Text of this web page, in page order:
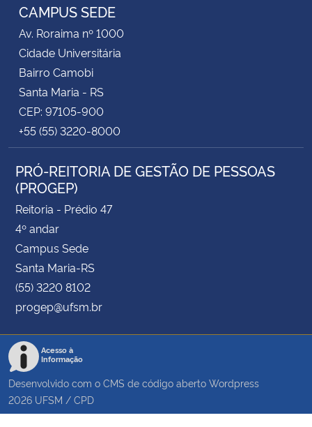
CAMPUS SEDE
Av. Roraima nº 1000
Cidade Universitária
Bairro Camobi
Santa Maria - RS
CEP: 97105-900
+55 (55) 3220-8000
PRÓ-REITORIA DE GESTÃO DE PESSOAS
(PROGEP)
Reitoria - Prédio 47
4º andar
Campus Sede
Santa Maria-RS
(55) 3220 8102
progep@ufsm.br
Acesso à
Informação
Desenvolvido com o CMS de código aberto Wordpress
2026 UFSM / CPD